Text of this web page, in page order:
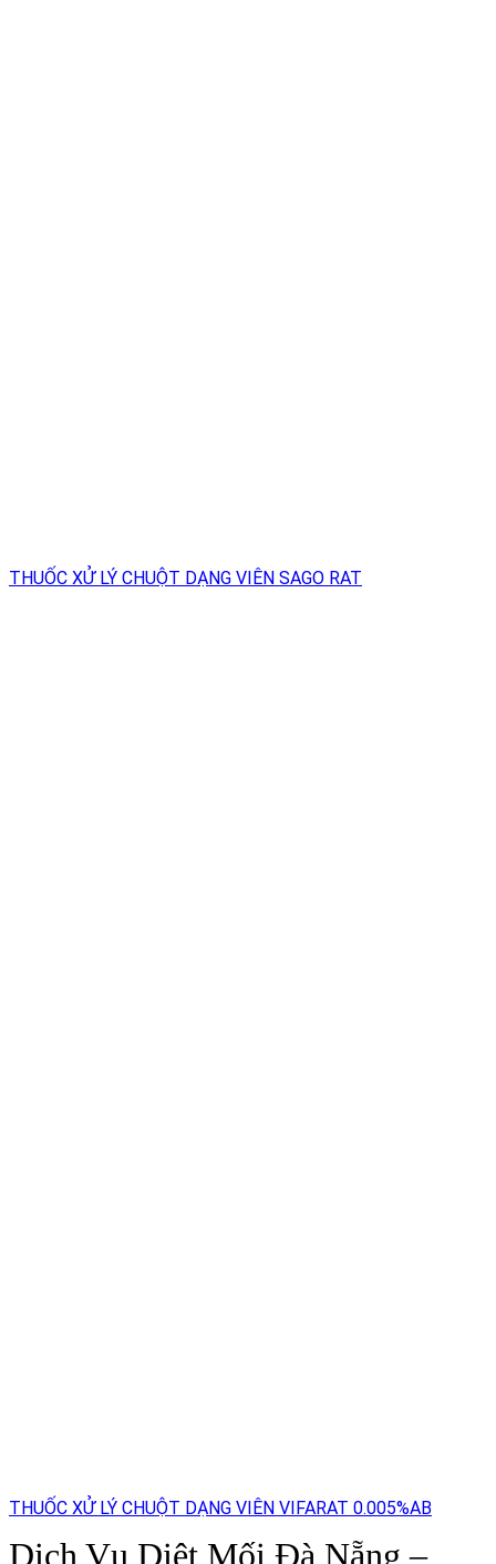
THUỐC XỬ LÝ CHUỘT DẠNG VIÊN SAGO RAT
THUỐC XỬ LÝ CHUỘT DẠNG VIÊN VIFARAT 0.005%AB
Dịch Vụ Diệt Mối Đà Nẵng –